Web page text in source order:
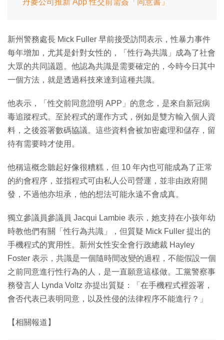
新州警務處長 Mick Fuller 早前接受訪問表示，性暴力事件
每年增加，尤其是針對女性的，「性行為共識」成為了社會
大眾的共同議題。他認為共識是需要確定的，今時今日其中
一個方法，就是透過科技來達到這種共識。
他表示，「性交前同意證明 APP」的意念，是來自新冠病
毒追蹤程式。至於程式的運作方式，例如是雙方輸入個人資
料，之後簽署數碼協議。這些資料會被加密處理和儲存，留
待有需要時才使用。
他稱這概念聽起好像很糟糕，但 10 年內也可能成為了正常
的約會程序，並指程式可由私人公司營運，並非由政府開
發，不過他亦坦承，他的想法可能永遠不會成真。
獨立參議員參議員 Jacqui Lambie 表示，她支持在小孩年幼
時教他們有關「性行為共識」，但質疑 Mick Fuller 提出的
手機程式的實用性。新州女性安全會行政總裁 Hayley
Foster 表示，共識是一個隨時間改變的過程，不能假設一個
之前同意進行性行為的人，是一直願意這樣做。工黨警察事
務發言人 Lynda Voltz 亦提出質疑：「在手機程式裡簽署，
會否代表已表明同意，以及性侵的法律程序不能進行？」
【相關報道】